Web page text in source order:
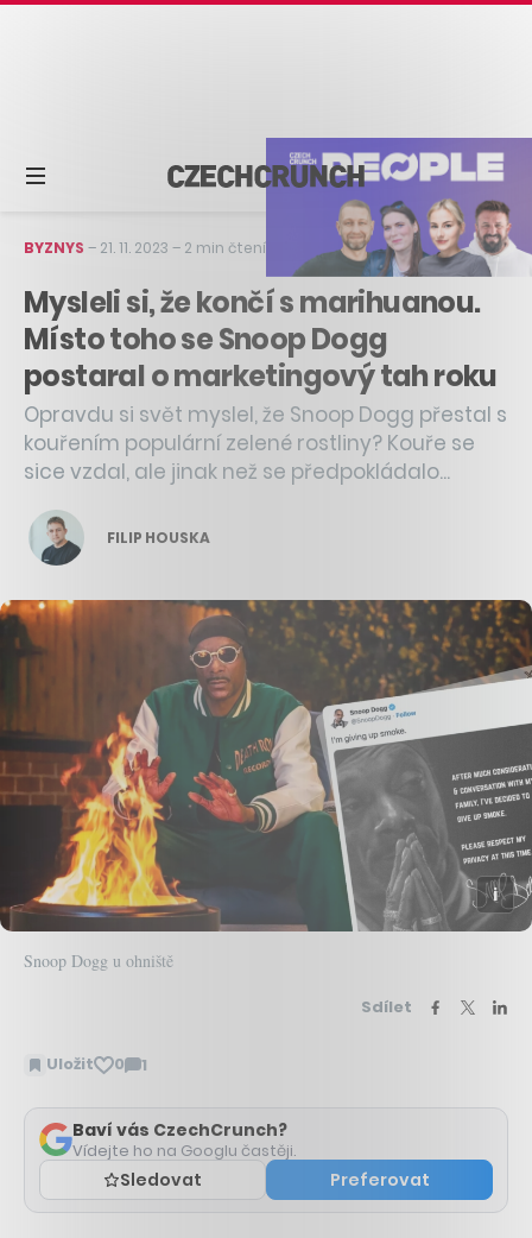
BYZNYS – 21. 11. 2023 – 2 min čtení
Mysleli si, že končí s marihuanou.
Místo toho se Snoop Dogg
postaral o marketingový tah roku
Opravdu si svět myslel, že Snoop Dogg přestal s
kouřením populární zelené rostliny? Kouře se
sice vzdal, ale jinak než se předpokládalo...
FILIP HOUSKA
Snoop Dogg u ohniště
Sdílet
Uložit 0 1
Zobrazit
Baví vás CzechCrunch?
Vídejte ho na Googlu častěji.
Sledovat Preferovat